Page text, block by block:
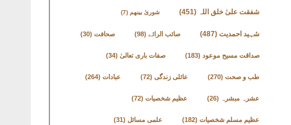
شفقت علیٰ خلق اللہ (451) شوریٰ بینھم (7)
شہید احمدیت(487) صائب الرائے (98) صحافت(30)
صداقت مسیح موعود(183) صفات باری تعالیٰ(34)
طب و صحت(270) عائلی زندگی(72) عبادات(264)
عشرہ مبشرہ (26) عظیم شخصیات(72)
عظیم مسلم شخصیات(182) علمی مسائل (31)